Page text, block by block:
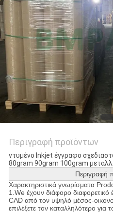
Περιγραφή προϊόντων
ντυμένο Inkjet έγγραφο
80gram 90gram 100gram
Περιγραφή
Χαρακτηριστικά γνωρίσματα
1.We έχουν διάφορο διαφορετικό
CAD από τον υψηλό μέσος-
επιλέξετε τον καταλληλότερο για